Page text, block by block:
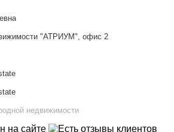
"АТРИУМ", офис 2
недвижимости